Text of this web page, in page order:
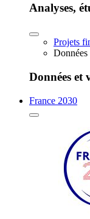
Analyses,
Projets
Données
Données et
France 2030